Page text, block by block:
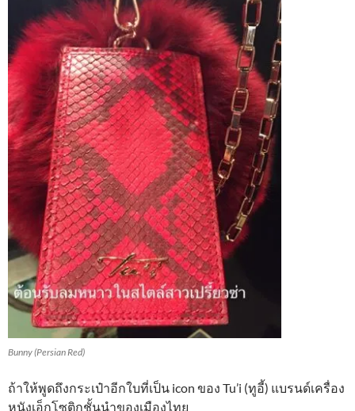
Bunny (Persian Red)
ถ้าให้พูดถึงกระเป๋าอีกใบที่เป็น icon ของ Tu’i (ทูอี้) แบรนด์เครื่อง
หนังเอ็กโซติกชั้นนำของเมืองไทย